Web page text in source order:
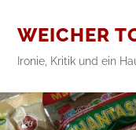
WEICHER
Ironie, Kritik und ein